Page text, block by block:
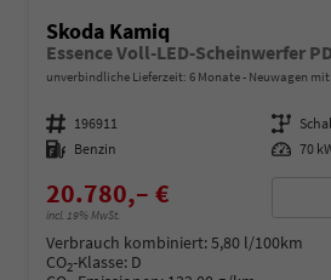
Skoda Kamiq
Essence Voll-LED-Scheinwerfer
unverbindliche Lieferzeit: 6 Monate Neuwagen
Fahrzeugnummer 196911 Getriebe
Kraftstoff Benzin Leistung 70
20.780,– €
incl. 19% MwSt.
Verbrauch kombiniert:5,80 l/100km
CO2-Klasse: D